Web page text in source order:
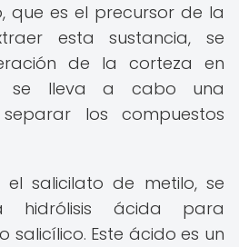
que es el precursor de la
esta sustancia, se
de la corteza en
se lleva a cabo una
los compuestos
el salicilato de metilo, se
hidrólisis ácida para
salicílico. Este ácido es un